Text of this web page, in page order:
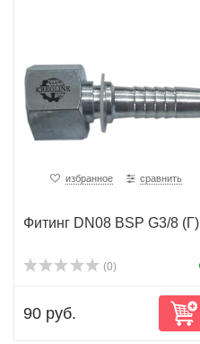
избранное сравнить
Фитинг DN08 BSP G3/8 (Г)
(0)
90 руб.